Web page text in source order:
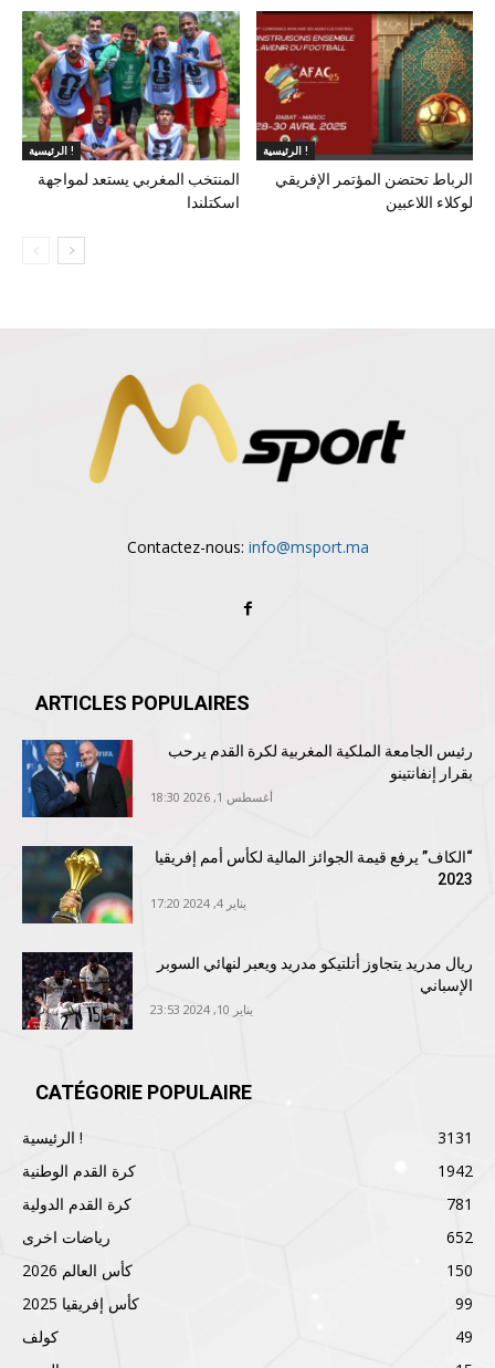
الرئيسية !
المنتخب المغربي يستعد لمواجهة
اسكتلندا
الرئيسية !
الرباط تحتضن المؤتمر الإفريقي
لوكلاء اللاعبين
Contactez-nous: info@msport.ma
ARTICLES POPULAIRES
رئيس الجامعة الملكية المغربية لكرة القدم يرحب
بقرار إنفانتينو
أغسطس 1, 2026 18:30
“الكاف” يرفع قيمة الجوائز المالية لكأس أمم إفريقيا
2023
يناير 4, 2024 17:20
ريال مدريد يتجاوز أتلتيكو مدريد ويعبر لنهائي السوبر
الإسباني
يناير 10, 2024 23:53
CATÉGORIE POPULAIRE
الرئيسية !
3131
كرة القدم الوطنية
1942
كرة القدم الدولية
781
رياضات اخرى
652
كأس العالم 2026
150
كأس إفريقيا 2025
99
كولف
49